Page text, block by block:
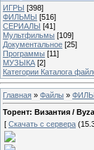
ИГРЫ [398]
ФИЛЬМЫ [516]
СЕРИАЛЫ [41]
Мультфильмы [109]
Документальное [25]
Программы [11]
МУЗЫКА [2]
Категории Каталога
Главная » Файлы »
Торент: Византия /
[ Скачать с сервера